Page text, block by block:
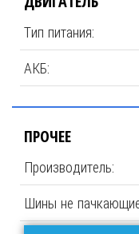
Тип питания:
АКБ:
ПРОЧЕЕ
Производитель:
Шины не